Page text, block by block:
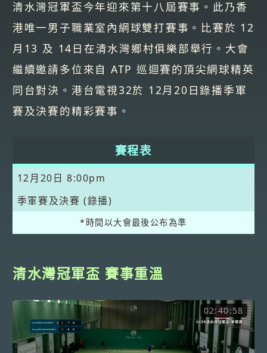
清水灣冠軍盃今年迎來第十八屆賽事。此乃香
港唯一男子職業室內網球雙打賽事。比賽於 12
月13 及 14日在清水灣鄉村俱樂部舉行。大會
繼續邀請多位來自 ATP 巡迴賽的頂尖網球精英
同台對決。港台電視32於 12月20日錄播季軍
賽及決賽的精彩賽事。
賽程表
12月20日 8:00pm
季軍賽及決賽 (錄播)
*時間以大會最後公布為準
清水灣冠軍盃 賽事重溫
02:40:58